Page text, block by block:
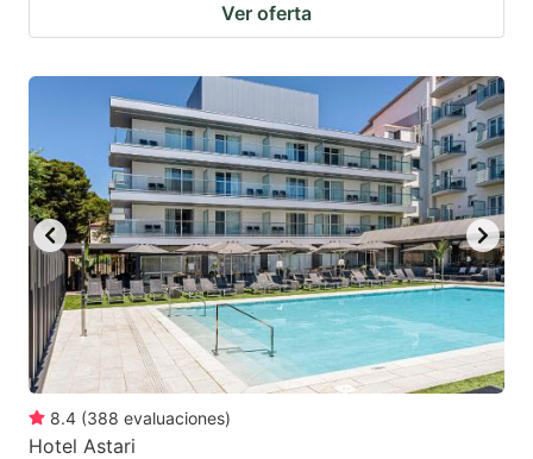
Ver oferta
8.4 (388 evaluaciones)
Hotel Astari